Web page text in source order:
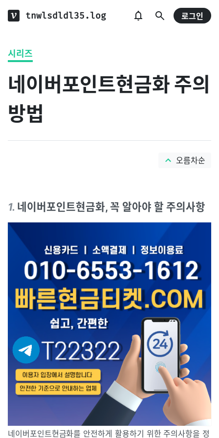
tnwlsdldl35.log 로그인
시리즈
네이버포인트현금화 주의
방법
오름차순
1. 네이버포인트현금화, 꼭 알아야 할 주의사항
네이버포인트현금화를 안전하게 활용하기 위한 주의사항을 정